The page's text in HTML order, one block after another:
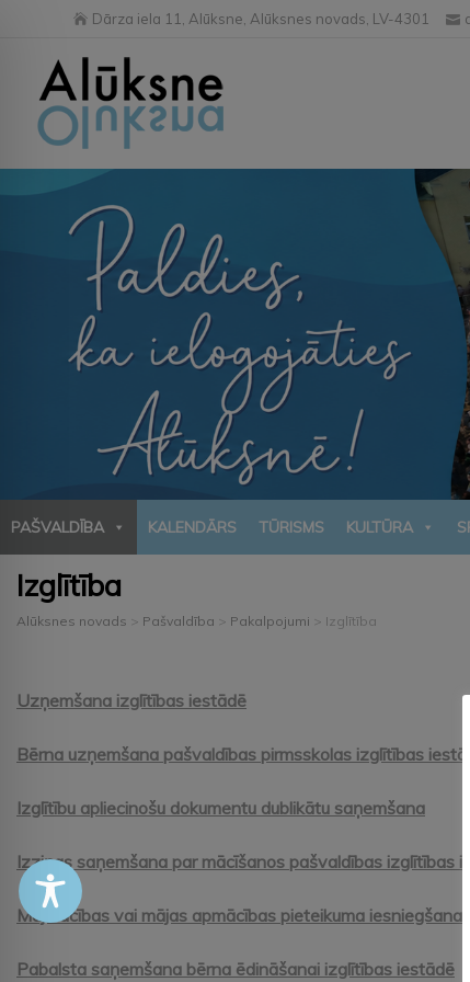
Dārza iela 11, Alūksne, Alūksnes novads, LV-4301
PAŠVALDĪBA KALENDĀRS TŪRISMS KULTŪRA
Izglītība
Alūksnes novads > Pašvaldība > Pakalpojumi > Izglītība
Uzņemšana izglītības iestādē
Bērna uzņemšana pašvaldības pirmsskolas izglītības
Izglītību apliecinošu dokumentu dublikātu saņemšana
Izziņas saņemšana par mācīšanos pašvaldības izglītības
Mājmācības vai mājas apmācības pieteikuma iesniegšana
Pabalsta saņemšana bērna ēdināšanai izglītības iestādē